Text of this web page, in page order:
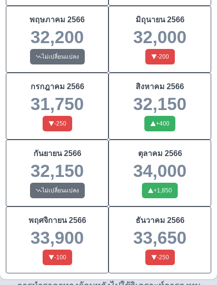
พฤษภาคม 2566
32,200
ไม่เปลี่ยนแปลง
มิถุนายน 2566
32,000
-200
กรกฎาคม 2566
31,750
-250
สิงหาคม 2566
32,150
+400
กันยายน 2566
32,150
ไม่เปลี่ยนแปลง
ตุลาคม 2566
34,000
+1,850
พฤศจิกายน 2566
33,900
-100
ธันวาคม 2566
33,650
-250